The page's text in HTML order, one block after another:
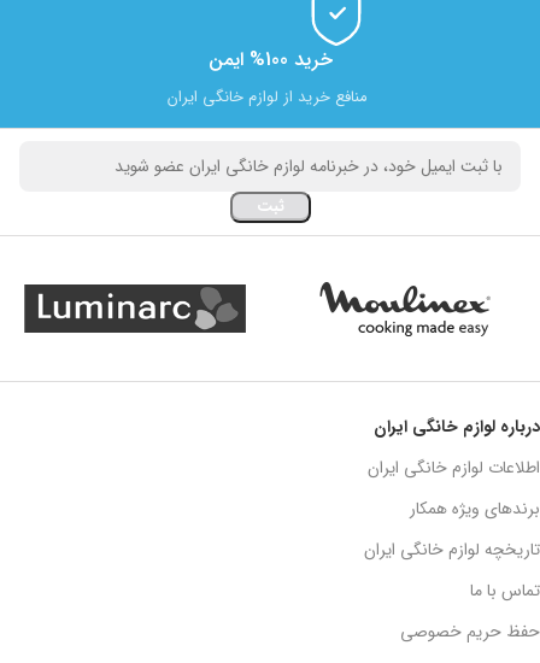
خرید 100% ایمن
منافع خرید از لوازم خانگی ایران
درباره لوازم خانگی ایران
اطلاعات لوازم خانگی ایران
برندهای ویژه همکار
تاریخچه لوازم خانگی ایران
تماس با ما
حفظ حریم خصوصی